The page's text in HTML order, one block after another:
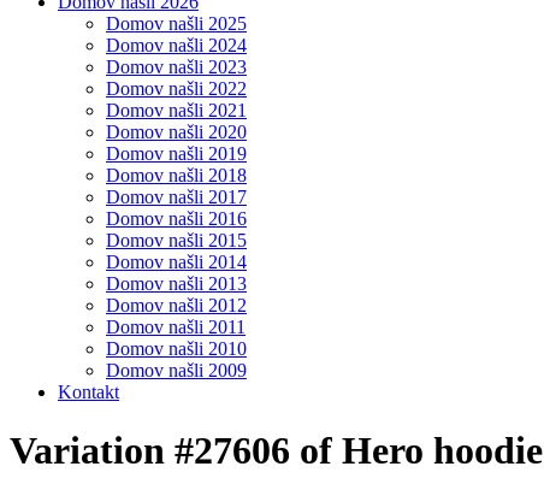
Domov našli 2025
Domov našli 2024
Domov našli 2023
Domov našli 2022
Domov našli 2021
Domov našli 2020
Domov našli 2019
Domov našli 2018
Domov našli 2017
Domov našli 2016
Domov našli 2015
Domov našli 2014
Domov našli 2013
Domov našli 2012
Domov našli 2011
Domov našli 2010
Domov našli 2009
Kontakt
Variation #27606 of Hero hoodie